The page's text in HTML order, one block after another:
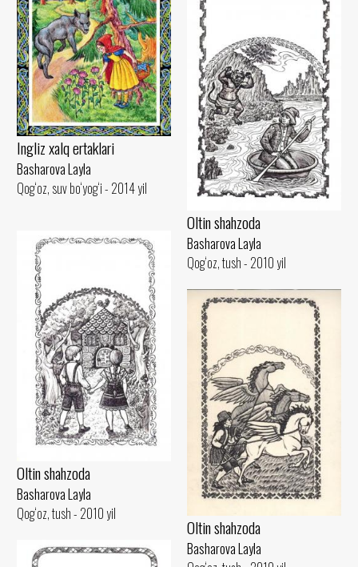
Ingliz xalq ertaklari
Basharova Layla
Qog‘oz, suv bo‘yog‘i - 2014 yil
Oltin shahzoda
Basharova Layla
Qog‘oz, tush - 2010 yil
Oltin shahzoda
Basharova Layla
Qog‘oz, tush - 2010 yil
Oltin shahzoda
Basharova Layla